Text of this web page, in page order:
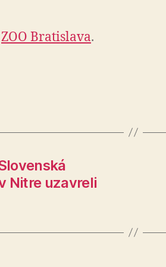
ZOO Bratislava.
Nitre uzavreli